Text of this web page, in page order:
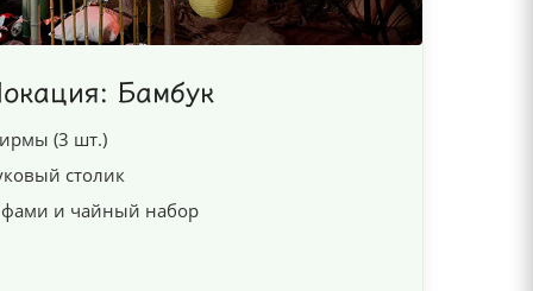
Бамбук
(3 шт.)
столик
и чайный набор